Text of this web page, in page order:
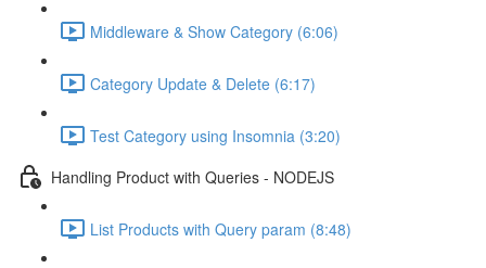
Middleware & Show Category (6:06)
Category Update & Delete (6:17)
Test Category using Insomnia (3:20)
Handling Product with Queries - NODEJS
List Products with Query param (8:48)